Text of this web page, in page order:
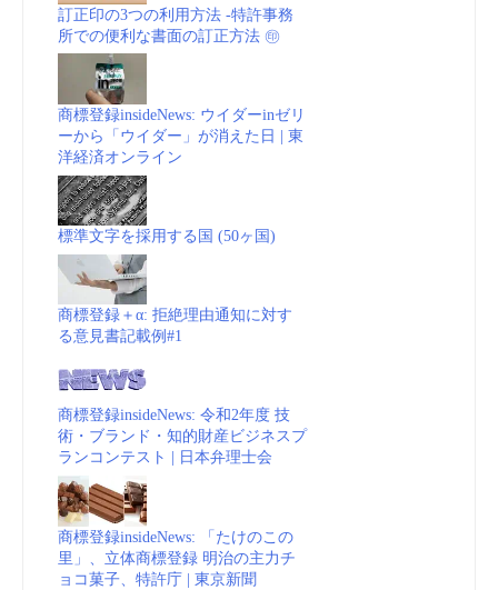
訂正印の3つの利用方法 -特許事務
所での便利な書面の訂正方法 ㊞
商標登録insideNews: ウイダーinゼリ
ーから「ウイダー」が消えた日 | 東
洋経済オンライン
標準文字を採用する国 (50ヶ国)
商標登録＋α: 拒絶理由通知に対す
る意見書記載例#1
商標登録insideNews: 令和2年度 技
術・ブランド・知的財産ビジネスプ
ランコンテスト | 日本弁理士会
商標登録insideNews: 「たけのこの
里」、立体商標登録 明治の主力チ
ョコ菓子、特許庁 | 東京新聞